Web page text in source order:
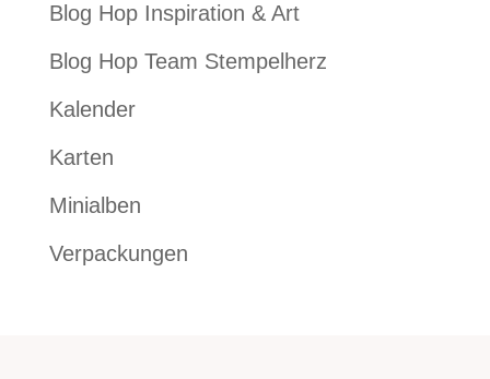
Blog Hop Inspiration & Art
Blog Hop Team Stempelherz
Kalender
Karten
Minialben
Verpackungen